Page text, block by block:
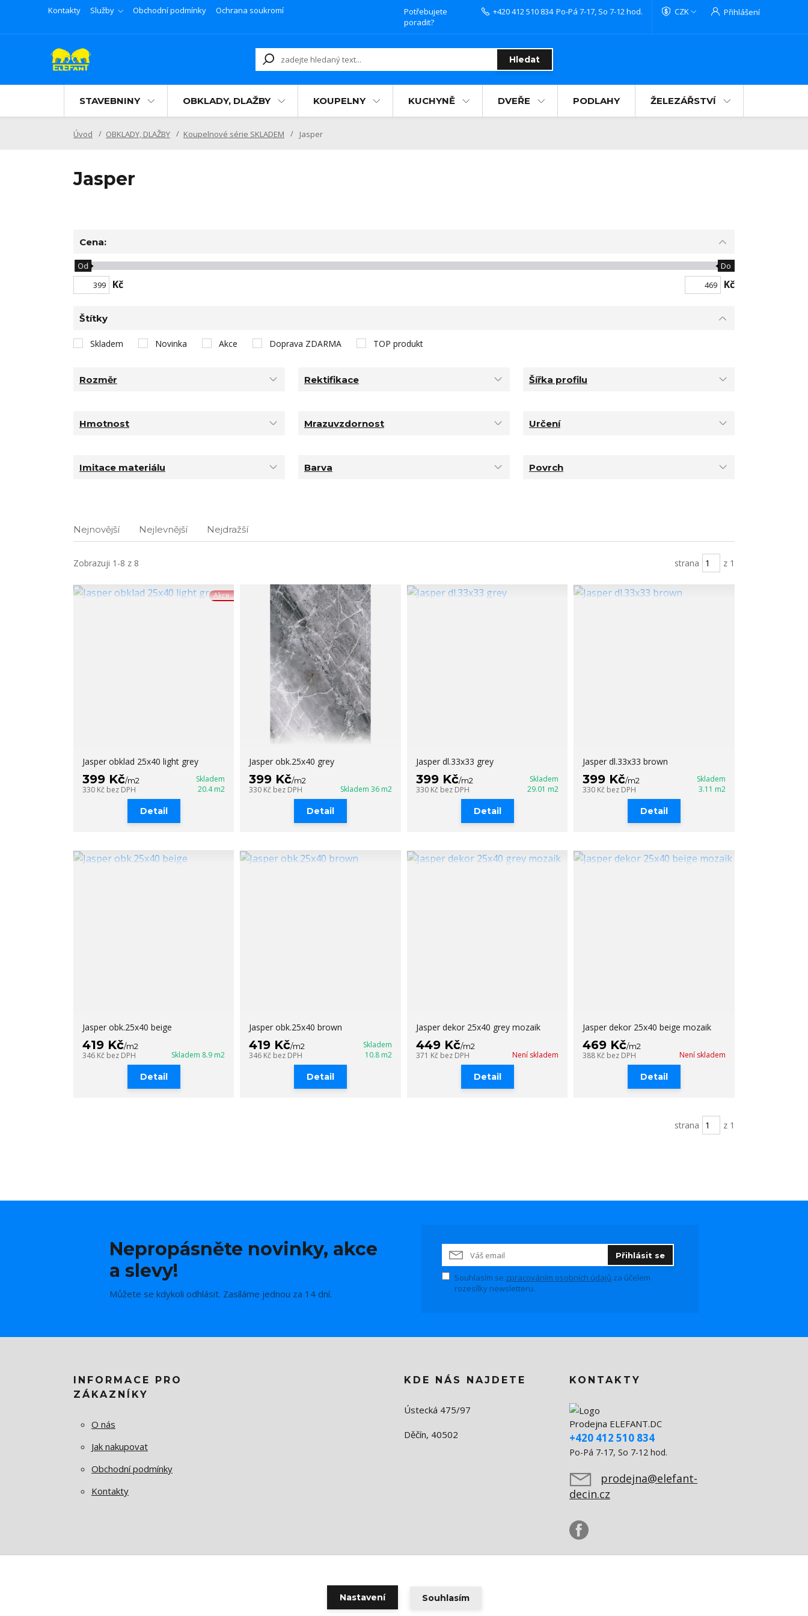
Kontakty Služby Obchodní podmínky Ochrana soukromí CZK Přihlášení
Hledat
Potřebujete
poradit?
+420 412 510 834 Po-Pá 7-17, So 7-12 hod.
STAVEBNINY OBKLADY, DLAŽBY KOUPELNY KUCHYNĚ DVEŘE PODLAHY ŽELEZÁŘSTVÍ
Úvod OBKLADY, DLAŽBY Koupelnové série SKLADEM Jasper
Jasper
Cena:
Kč
Od Do
Kč
Štítky
Skladem Novinka Akce Doprava ZDARMA TOP produkt
Rozměr Rektifikace Šířka profilu
Hmotnost Mrazuvzdornost Určení
Imitace materiálu Barva Povrch
Nejnovější Nejlevnější Nejdražší
Zobrazuji 1-8 z 8 strana z 1
Akce
Jasper obklad 25x40 light grey
399 Kč/m2
330 Kč bez DPH
Skladem
20.4 m2
Detail
Jasper obk.25x40 grey
399 Kč/m2
330 Kč bez DPH Skladem 36 m2
Detail
Jasper dl.33x33 grey
399 Kč/m2
330 Kč bez DPH
Skladem
29.01 m2
Detail
Jasper dl.33x33 brown
399 Kč/m2
330 Kč bez DPH
Skladem
3.11 m2
Detail
Jasper obk.25x40 beige
419 Kč/m2
346 Kč bez DPH Skladem 8.9 m2
Detail
Jasper obk.25x40 brown
419 Kč/m2
346 Kč bez DPH
Skladem
10.8 m2
Detail
Jasper dekor 25x40 grey mozaik
449 Kč/m2
371 Kč bez DPH Není skladem
Detail
Jasper dekor 25x40 beige mozaik
469 Kč/m2
388 Kč bez DPH Není skladem
Detail
strana z 1
Nepropásněte novinky, akce
a slevy!
Můžete se kdykoli odhlásit. Zasíláme jednou za 14 dní.
Přihlásit se
Souhlasím se zpracováním osobních údajů za účelem
rozesílky newsletteru.
INFORMACE PRO
ZÁKAZNÍKY
O nás
Jak nakupovat
Obchodní podmínky
Kontakty
KDE NÁS NAJDETE
Ústecká 475/97
Děčín, 40502
KONTAKTY
Prodejna ELEFANT.DC
+420 412 510 834
Po-Pá 7-17, So 7-12 hod.
prodejna@elefant-
decin.cz
Nastavení Souhlasím